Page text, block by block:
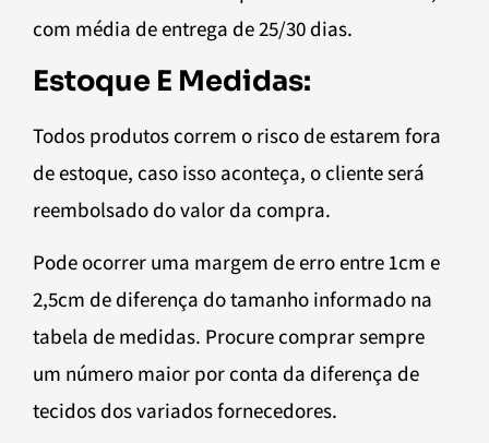
com média de entrega de 25/30 dias.
Estoque E Medidas:
Todos produtos correm o risco de estarem fora
de estoque, caso isso aconteça, o cliente será
reembolsado do valor da compra.
Pode ocorrer uma margem de erro entre 1cm e
2,5cm de diferença do tamanho informado na
tabela de medidas. Procure comprar sempre
um número maior por conta da diferença de
tecidos dos variados fornecedores.